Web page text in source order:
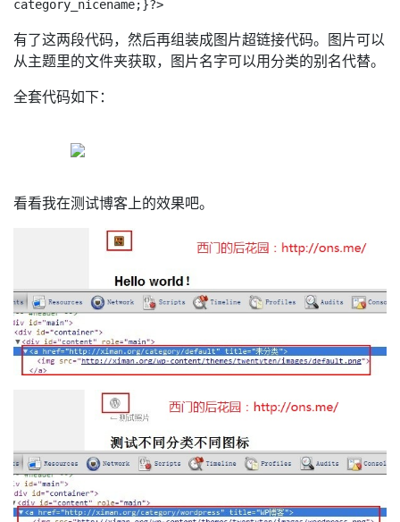
有了这两段代码，然后再组装成图片超链接代码。图片可以
从主题里的文件夹获取，图片名字可以用分类的别名代替。
全套代码如下：
看看我在测试博客上的效果吧。